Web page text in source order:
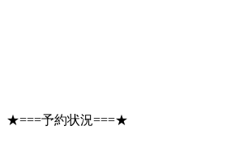
★===予約状況===★